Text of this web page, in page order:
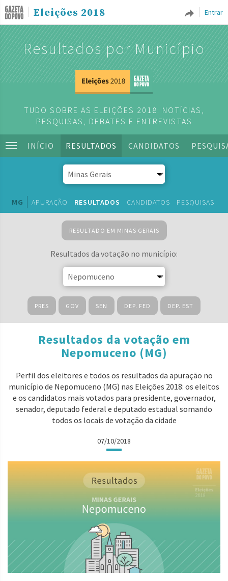
Entrar
Eleições 2018
Resultados por Município
TUDO SOBRE AS ELEIÇÕES 2018: NOTÍCIAS,
PESQUISAS, DEBATES E ENTREVISTAS
INÍCIO RESULTADOS CANDIDATOS
MG APURAÇÃO RESULTADOS CANDIDATOS PESQUISAS
RESULTADO EM MINAS GERAIS
Resultados da votação no município:
PRES GOV SEN DEP. FED DEP. EST
Resultados da votação em
Nepomuceno (MG)
Perfil dos eleitores e todos os resultados da apuração no
município de Nepomuceno (MG) nas Eleições 2018: os eleitos
e os candidatos mais votados para presidente, governador,
senador, deputado federal e deputado estadual somando
todos os locais de votação da cidade
07/10/2018